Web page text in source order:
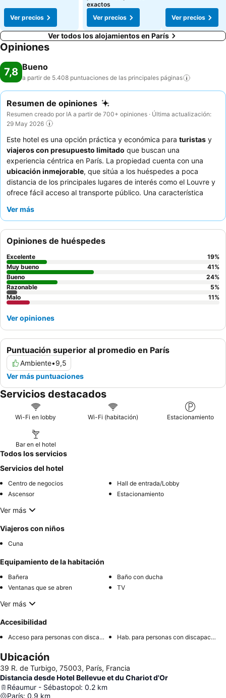
Ver precios
exactos
Ver precios
Ver precios
Ver todos los alojamientos en París
Opiniones
7,8 Bueno
a partir de 5.408 puntuaciones de las principales páginas
Resumen de opiniones
Resumen creado por IA a partir de 700+ opiniones · Última actualización:
29 May 2026
Este hotel es una opción práctica y económica para turistas y
viajeros con presupuesto limitado que buscan una
experiencia céntrica en París. La propiedad cuenta con una
ubicación inmejorable, que sitúa a los huéspedes a poca
distancia de los principales lugares de interés como el Louvre y
ofrece fácil acceso al transporte público. Una característica
desayuno
excepcional amabilidad y servicialidad, creando un ambiente
acogedor. Para una estancia más tranquila, considere solicitar
una habitación con vistas al patio.
Ver más
Puntuación superior al promedio en París
Ambiente•9,5
Ver más puntuaciones
Opiniones de huéspedes
Excelente 19%
Muy bueno
41%
Bueno
24%
Razonable
5%
Malo
11%
Ver opiniones
Servicios destacados
Wi-Fi en lobby Wi-Fi (habitación) Estacionamiento
Bar en el hotel
Todos los servicios
Servicios del hotel
Centro de negocios
Hall de entrada/Lobby
Ascensor
Estacionamiento
Ver más
Viajeros con niños
Cuna
Equipamiento de la habitación
Bañera
Baño con ducha
Ventanas que se abren
TV
Ver más
Accesibilidad
Acceso para personas con discapacidad Hab. para personas con discapacidad
Ubicación
39 R. de Turbigo, 75003, París, Francia
Distancia desde Hotel Bellevue et du Chariot d'Or
Réaumur - Sébastopol: 0.2 km
París: 0.9 km